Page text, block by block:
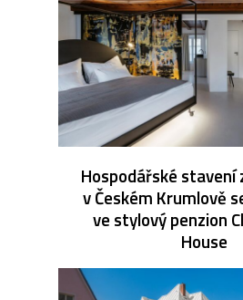
Hospodářské
v Českém Krumlově
ve stylový penzion
House